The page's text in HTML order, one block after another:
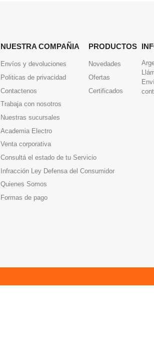
NUESTRA COMPAÑIA
Envíos y devoluciones
Politicas de privacidad
Contactenos
Trabaja con nosotros
Nuestras sucursales
Academia Electro
Venta corporativa
Consultá el estado de tu Servicio
Infracción Ley Defensa del Consumidor
Quienes Somos
Formas de pago
PRODUCTOS
Novedades
Ofertas
Certificados